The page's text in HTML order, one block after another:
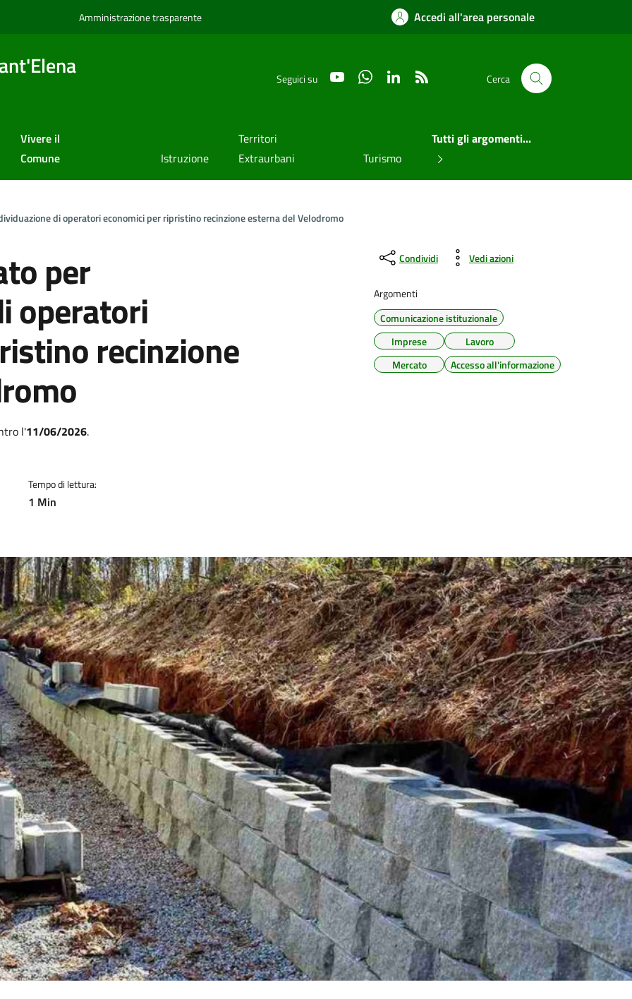
Amministrazione trasparente Accedi all'area personale
Seguici su YouTube WhatsAppLinkedIn Cerca
Vivere il
Comune
Istruzione
Territori
Extraurbani
Turismo
Tutti gli argomenti...
di operatori economici per ripristino recinzione esterna del Velodromo
per
operatori
recinzione
l'11/06/2026.
Tempo di lettura:
1 Min
Condividi Vedi azioni
Argomenti
Comunicazione istituzionale
Imprese
Lavoro
Mercato
Accesso all'informazione